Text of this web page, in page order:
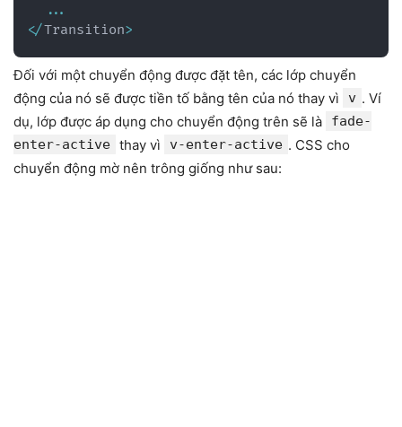
...
</Transition>
Đối với một chuyển động được đặt tên, các lớp chuyển
động của nó sẽ được tiền tố bằng tên của nó thay vì
v . Ví
dụ, lớp được áp dụng cho chuyển động trên sẽ là
fade-
enter-active thay vì v-enter-active . CSS cho
chuyển động mờ nên trông giống như sau: